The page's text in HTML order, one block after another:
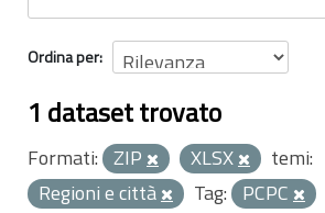
Ordina per
1 dataset trovato
Formati: ZIP XLSX
temi:
Regioni e città
Tag: PCPC